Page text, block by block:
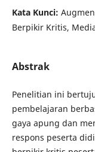
Kata Kunci:
Berpikir Kritis,
Abstrak
Penelitian ini
pembelajaran
gaya apung dan
respons peserta